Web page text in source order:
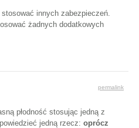
innych zabezpieczeń.
żadnych dodatkowych
permalink
płodność stosując jedną z
jedną rzecz: oprócz